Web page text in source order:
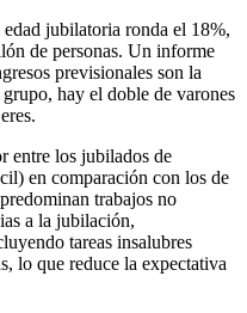
jubilatoria ronda el 18%,
de personas. Un informe
previsionales son la
hay el doble de varones
entre los jubilados de
en comparación con los de
trabajos no
a la jubilación,
tareas insalubres
lo que reduce la expectativa